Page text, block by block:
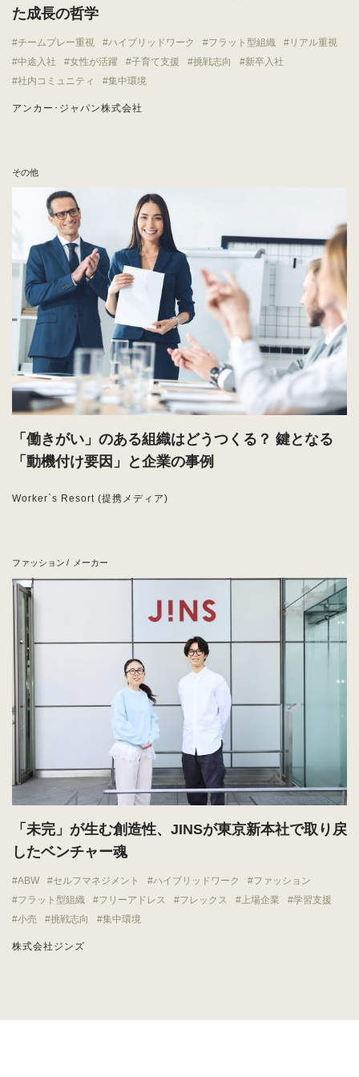
た成長の哲学
チームプレー重視 ハイブリッドワーク フラット型組織
リアル重視
中途入社
女性が活躍 子育て支援 挑戦志向
新卒入社
社内コミュニティ
集中環境
アンカー･ジャパン株式会社
その他
「働きがい」のある組織はどうつくる？ 鍵となる
「動機付け要因」と企業の事例
Worker`s Resort (提携メディア)
ファッション メーカー
「未完」が生む創造性、JINSが東京新本社で取り戻
したベンチャー魂
ABW セルフマネジメント ハイブリッドワーク
ファッション
フラット型組織
フリーアドレス フレックス 上場企業
学習支援
小売
挑戦志向 集中環境
株式会社ジンズ